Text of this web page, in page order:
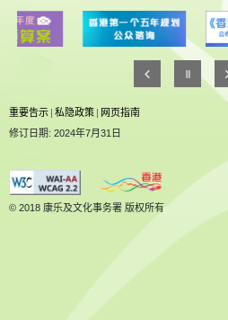
重要告示 | 私隐政策 | 网页指南
修订日期: 2024年7月31日
© 2018 康乐及文化事务署 版权所有